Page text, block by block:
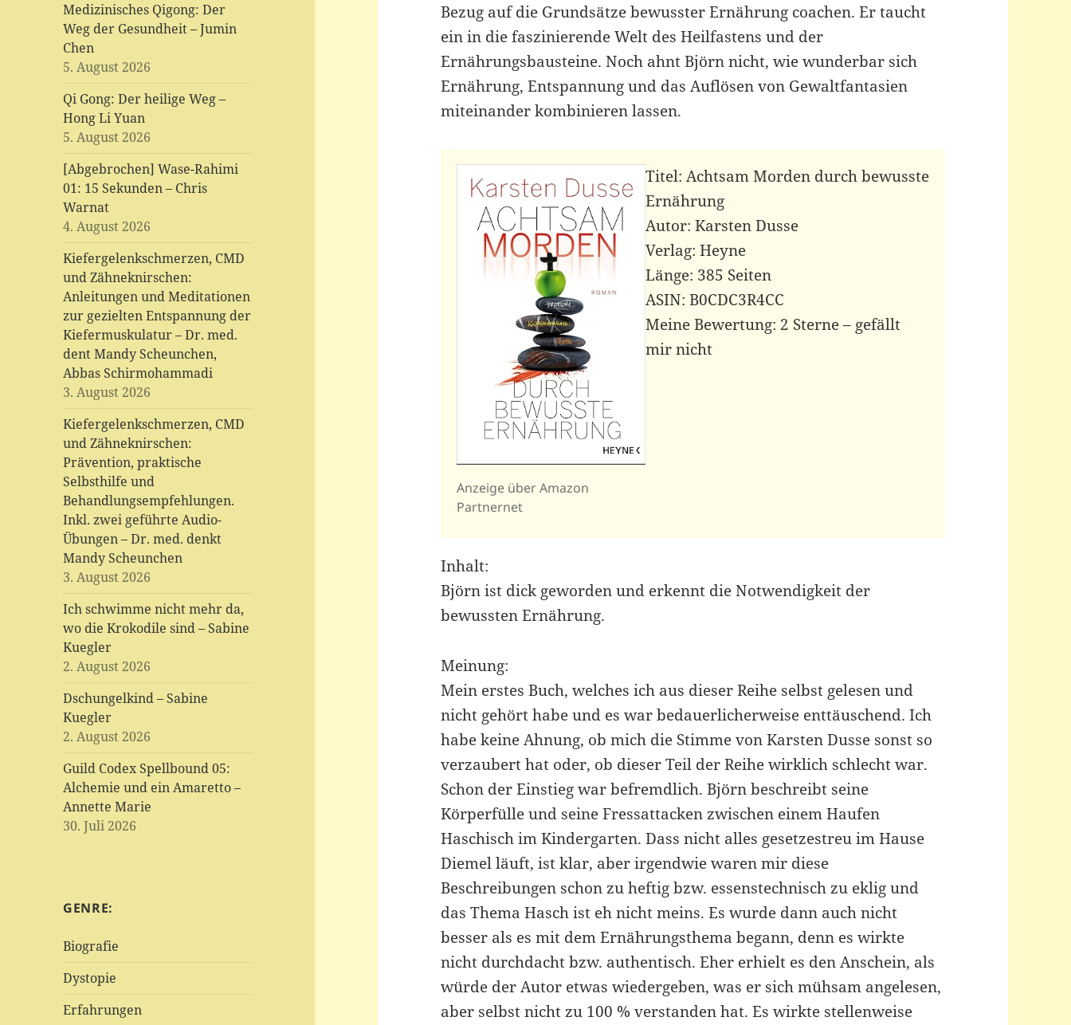
Medizinisches Qigong: Der
Weg der Gesundheit – Jumin
Chen
5. August 2026
Qi Gong: Der heilige Weg –
Hong Li Yuan
5. August 2026
[Abgebrochen] Wase-Rahimi
01: 15 Sekunden – Chris
Warnat
4. August 2026
Kiefergelenkschmerzen, CMD
und Zähneknirschen:
Anleitungen und Meditationen
zur gezielten Entspannung der
Kiefermuskulatur – Dr. med.
dent Mandy Scheunchen,
Abbas Schirmohammadi
3. August 2026
Kiefergelenkschmerzen, CMD
und Zähneknirschen:
Prävention, praktische
Selbsthilfe und
Behandlungsempfehlungen.
Inkl. zwei geführte Audio-
Übungen – Dr. med. denkt
Mandy Scheunchen
3. August 2026
Ich schwimme nicht mehr da,
wo die Krokodile sind – Sabine
Kuegler
2. August 2026
Dschungelkind – Sabine
Kuegler
2. August 2026
Guild Codex Spellbound 05:
Alchemie und ein Amaretto –
Annette Marie
30. Juli 2026
GENRE:
Biografie
Dystopie
Erfahrungen
Bezug auf die Grundsätze bewusster Ernährung coachen. Er taucht
ein in die faszinierende Welt des Heilfastens und der
Ernährungsbausteine. Noch ahnt Björn nicht, wie wunderbar sich
Ernährung, Entspannung und das Auflösen von Gewaltfantasien
miteinander kombinieren lassen.
Anzeige über Amazon
Partnernet
Titel: Achtsam Morden durch bewusste
Ernährung
Autor: Karsten Dusse
Verlag: Heyne
Länge: 385 Seiten
ASIN: ‎B0CDC3R4CC
Meine Bewertung: 2 Sterne – gefällt
mir nicht
Inhalt:
Björn ist dick geworden und erkennt die Notwendigkeit der
bewussten Ernährung.
Meinung:
Mein erstes Buch, welches ich aus dieser Reihe selbst gelesen und
nicht gehört habe und es war bedauerlicherweise enttäuschend. Ich
habe keine Ahnung, ob mich die Stimme von Karsten Dusse sonst so
verzaubert hat oder, ob dieser Teil der Reihe wirklich schlecht war.
Schon der Einstieg war befremdlich. Björn beschreibt seine
Körperfülle und seine Fressattacken zwischen einem Haufen
Haschisch im Kindergarten. Dass nicht alles gesetzestreu im Hause
Diemel läuft, ist klar, aber irgendwie waren mir diese
Beschreibungen schon zu heftig bzw. essenstechnisch zu eklig und
das Thema Hasch ist eh nicht meins. Es wurde dann auch nicht
besser als es mit dem Ernährungsthema begann, denn es wirkte
nicht durchdacht bzw. authentisch. Eher erhielt es den Anschein, als
würde der Autor etwas wiedergeben, was er sich mühsam angelesen,
aber selbst nicht zu 100 % verstanden hat. Es wirkte stellenweise